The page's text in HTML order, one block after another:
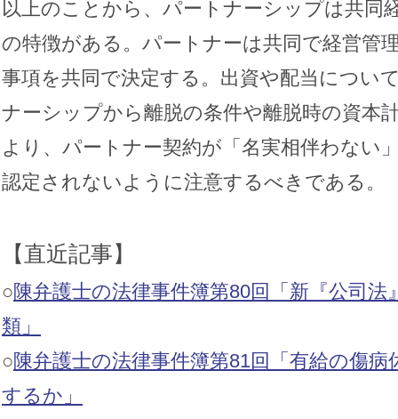
以上のことから、パートナーシップは共同
の特徴がある。パートナーは共同で経営管
事項を共同で決定する。出資や配当につい
ナーシップから離脱の条件や離脱時の資本
より、パートナー契約が「名実相伴わない
認定されないように注意するべきである。
【直近記事】
○陳弁護士の法律事件簿第80回「新『公司
類」
○陳弁護士の法律事件簿第81回「有給の傷
するか」